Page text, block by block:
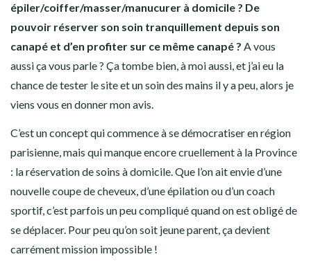
épiler/coiffer/masser/manucurer à domicile ? De
pouvoir réserver son soin tranquillement depuis son
canapé et d’en profiter sur ce même canapé ? A vous
aussi ça vous parle ? Ça tombe bien, à moi aussi, et j’ai eu la
chance de tester le site et un soin des mains il y a peu, alors je
viens vous en donner mon avis.
C’est un concept qui commence à se démocratiser en région
parisienne, mais qui manque encore cruellement à la Province
: la réservation de soins à domicile. Que l’on ait envie d’une
nouvelle coupe de cheveux, d’une épilation ou d’un coach
sportif, c’est parfois un peu compliqué quand on est obligé de
se déplacer. Pour peu qu’on soit jeune parent, ça devient
carrément mission impossible !